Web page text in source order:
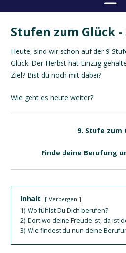
Stufen zum Glück -
Heute, sind wir schon auf der 9
Glück. Der Herbst hat Einzug
Ziel? Bist du noch mit dabei?
Wie geht es heute weiter?
9. Stufe zum
Finde deine Berufung
Inhalt Verbergen
1) Wo fühlst Du Dich berufen?
2) Dort wo deine Freude ist, da ist
3) Wie findest du nun deine